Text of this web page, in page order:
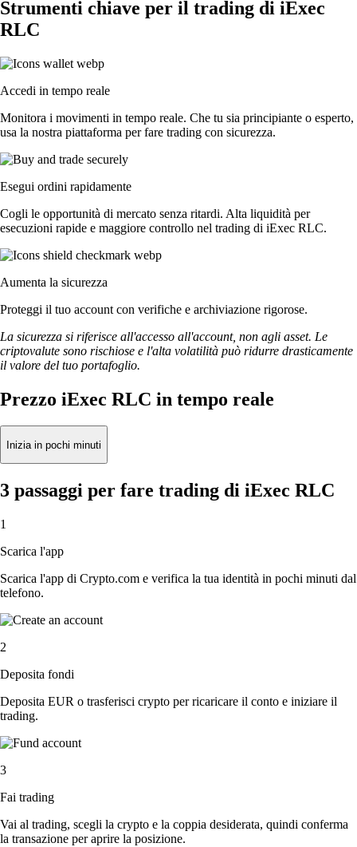
Strumenti chiave per il trading di iExec
RLC
Accedi in tempo reale
Monitora i movimenti in tempo reale. Che tu sia principiante o esperto,
usa la nostra piattaforma per fare trading con sicurezza.
Esegui ordini rapidamente
Cogli le opportunità di mercato senza ritardi. Alta liquidità per
esecuzioni rapide e maggiore controllo nel trading di iExec RLC.
Aumenta la sicurezza
Proteggi il tuo account con verifiche e archiviazione rigorose.
La sicurezza si riferisce all'accesso all'account, non agli asset. Le
criptovalute sono rischiose e l'alta volatilità può ridurre drasticamente
il valore del tuo portafoglio.
Prezzo iExec RLC in tempo reale
Inizia in pochi minuti
3 passaggi per fare trading di iExec RLC
1
Scarica l'app
Scarica l'app di Crypto.com e verifica la tua identità in pochi minuti dal
telefono.
2
Deposita fondi
Deposita EUR o trasferisci crypto per ricaricare il conto e iniziare il
trading.
3
Fai trading
Vai al trading, scegli la crypto e la coppia desiderata, quindi conferma
la transazione per aprire la posizione.